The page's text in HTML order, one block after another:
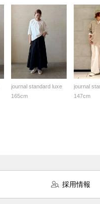
journal standard luxe
165cm
journal
147cm
採用情報